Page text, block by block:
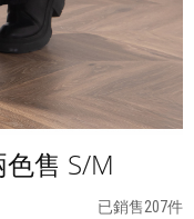
售 S/M
已銷售207件